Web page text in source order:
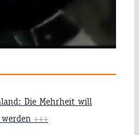
Die Mehrheit will
+++